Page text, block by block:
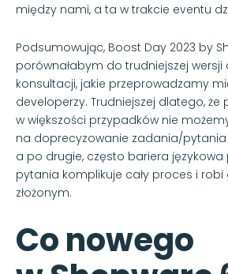
między nami, a ta w trakcie eventu
Podsumowując, Boost Day 2023 by
porównałabym do trudniejszej wersji
konsultacji, jakie przeprowadzamy
developerzy. Trudniejszej dlatego, że
w większości przypadków nie
na doprecyzowanie zadania/pytania
a po drugie, często bariera
pytania komplikuje cały proces i
złożonym.
Co nowego